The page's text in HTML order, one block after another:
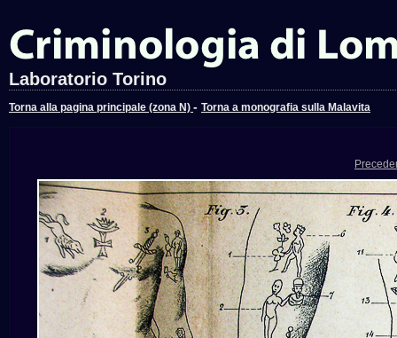
Laboratorio Torino
Torna alla pagina principale (zona N) - Torna a monografia sulla Malavita